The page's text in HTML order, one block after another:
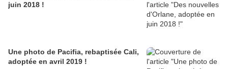
juin 2018 !
Une photo de Pacifia, rebaptisée Cali,
adoptée en avril 2019 !